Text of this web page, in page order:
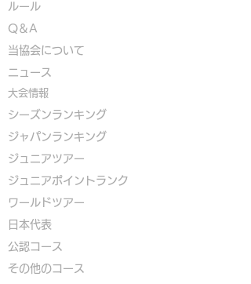
ルール
Q＆A
​当協会について
​ニュース
大会情報
シーズンランキング
ジャパンランキング
ジュニアツアー
ジュニアポイントランク
​ワールドツアー
​​日本代表
公認コース
​その他のコース